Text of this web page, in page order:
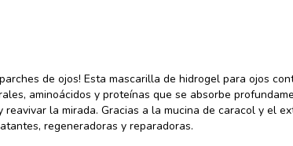
de ojos! Esta mascarilla de hidrogel para ojos
aminoácidos y proteínas que se absorbe
la mirada. Gracias a la mucina de caracol y el
regeneradoras y reparadoras.